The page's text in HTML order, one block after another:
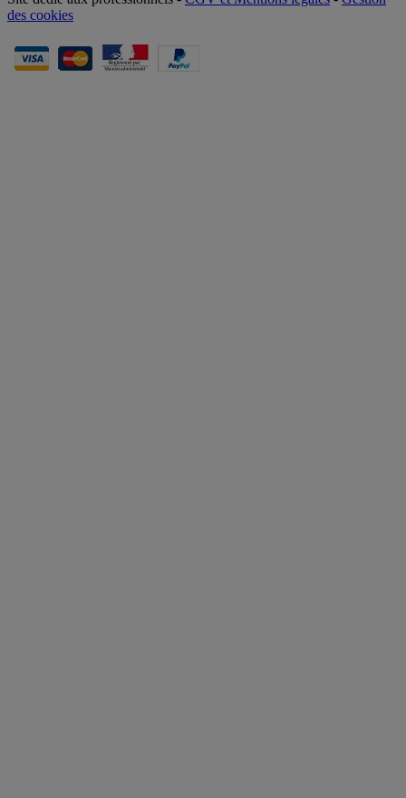
des cookies